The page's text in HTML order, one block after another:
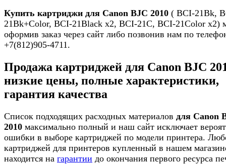
Купить картриджи для Canon BJC 2010 ( BCI-21Bk,
21Bk+Color, BCI-21Black x2, BCI-21C, BCI-21Color x2)
оформив заказ через сайт либо позвонив нам по
+7(812)905-4711.
Продажа картриджей для Canon BJC
низкие цены, полные характеристики,
гарантия качества
Список подходящих расходных материалов для Canon
2010 максимально полный и наш сайт исключает
ошибки в выборе картриджей по модели принтера.
картриджей для принтеров купленный в нашем
находится на гарантии до окончания первого ресурса